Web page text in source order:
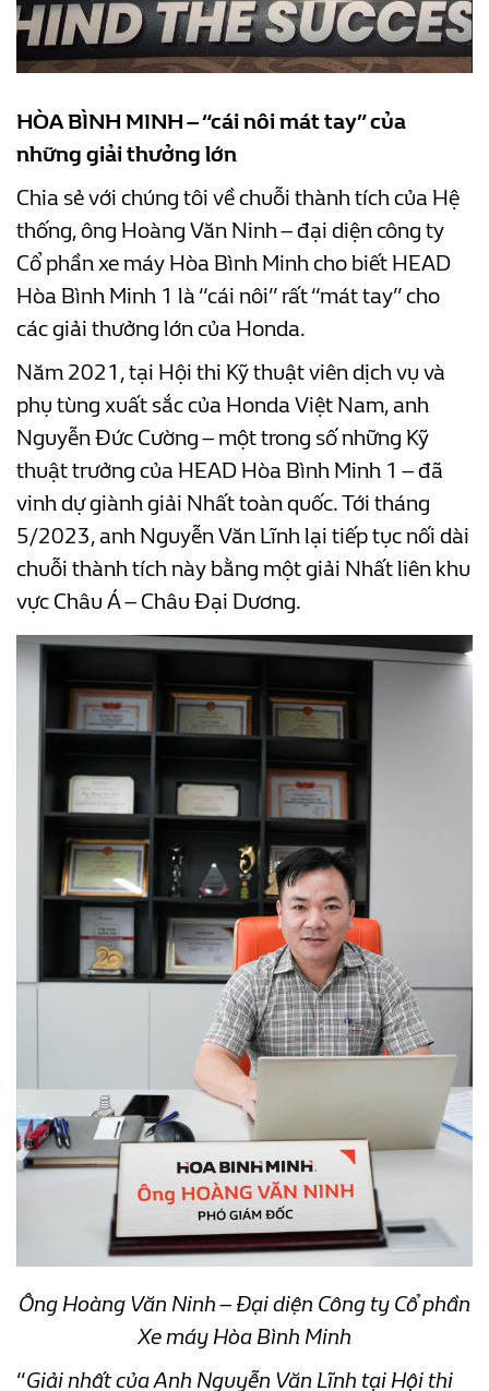
HÒA BÌNH MINH – “cái nôi mát tay” của
những giải thưởng lớn
Chia sẻ với chúng tôi về chuỗi thành tích của Hệ
thống, ông Hoàng Văn Ninh – đại diện công ty
Cổ phần xe máy Hòa Bình Minh cho biết HEAD
Hòa Bình Minh 1 là “cái nôi” rất “mát tay” cho
các giải thưởng lớn của Honda.
Năm 2021, tại Hội thi Kỹ thuật viên dịch vụ và
phụ tùng xuất sắc của Honda Việt Nam, anh
Nguyễn Đức Cường – một trong số những Kỹ
thuật trưởng của HEAD Hòa Bình Minh 1 – đã
vinh dự giành giải Nhất toàn quốc. Tới tháng
5/2023, anh Nguyễn Văn Lĩnh lại tiếp tục nối dài
chuỗi thành tích này bằng một giải Nhất liên khu
vực Châu Á – Châu Đại Dương.
Ông Hoàng Văn Ninh – Đại diện Công ty Cổ phần
Xe máy Hòa Bình Minh
“Giải nhất của Anh Nguyễn Văn Lĩnh tại Hội thi